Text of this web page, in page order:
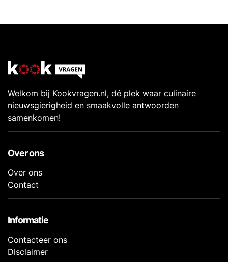
Welkom bij Kookvragen.nl, dé plek waar culinaire
nieuwsgierigheid en smaakvolle antwoorden
samenkomen!
Over ons
Over ons
Contact
Informatie
Contacteer ons
Disclaimer